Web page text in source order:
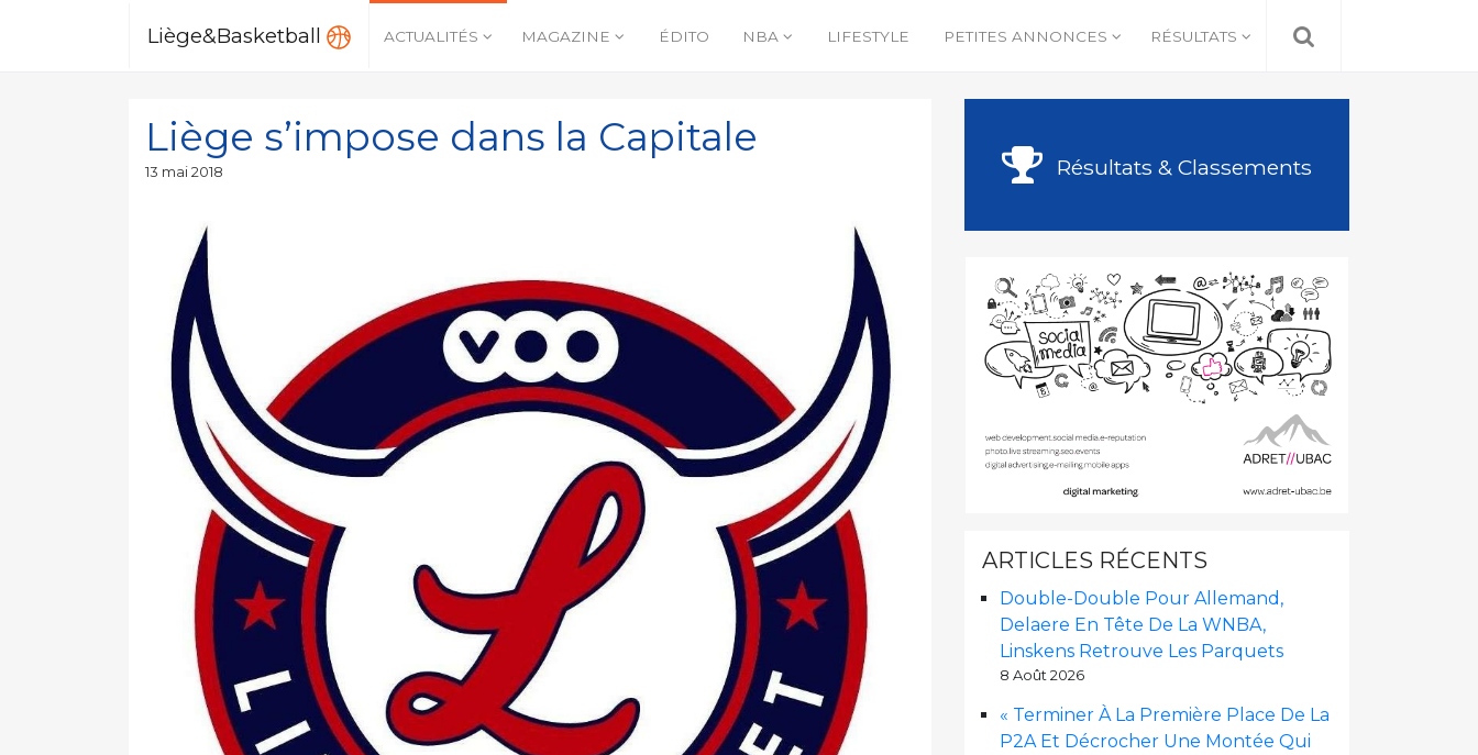
Liège&Basketball ACTUALITÉS MAGAZINE ÉDITO NBA LIFESTYLE PETITES ANNONCES RÉSULTATS
Liège s’impose dans la Capitale
Publié
13 mai 2018 Résultats & Classements
ARTICLES RÉCENTS
Double-Double Pour Allemand,
Delaere En Tête De La WNBA,
Linskens Retrouve Les Parquets
8 Août 2026
« Terminer À La Première Place De La
P2A Et Décrocher Une Montée Qui